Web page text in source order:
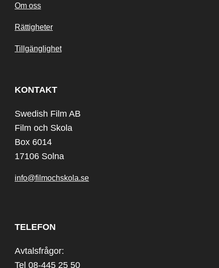
Om oss
Rättigheter
Tillgänglighet
KONTAKT
Swedish Film AB
Film och Skola
Box 6014
17106 Solna
info@filmochskola.se
TELEFON
Avtalsfrågor:
Tel 08-445 25 50